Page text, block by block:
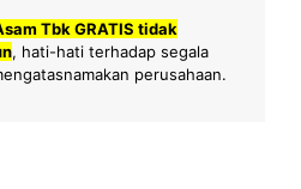
Tbk GRATIS tidak
, hati-hati terhadap segala
perusahaan.